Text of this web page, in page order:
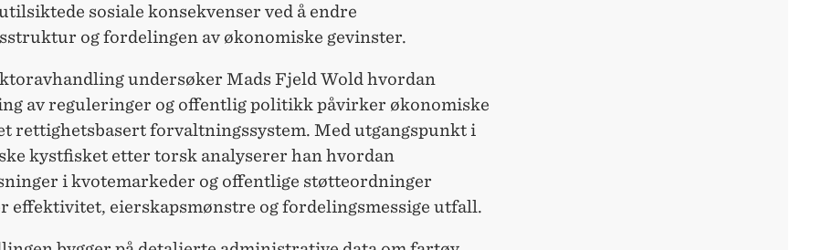
sosiale konsekvenser ved å endre
og fordelingen av økonomiske gevinster.
undersøker Mads Fjeld Wold hvordan
av reguleringer og offentlig politikk påvirker økonomiske
rettighetsbasert forvaltningssystem. Med utgangspunkt i
kystfisket etter torsk analyserer han hvordan
i kvotemarkeder og offentlige støtteordninger
effektivitet, eierskapsmønstre og fordelingsmessige utfall.